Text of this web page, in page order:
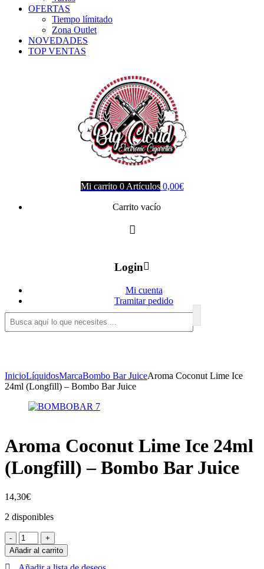
OFERTAS
Tiempo límitado
Zona Outlet
NOVEDADES
TOP VENTAS
Mi carrito 0 Artículos 0,00€
Carrito vacío
Login
Mi cuenta
Tramitar pedido
InicioLíquidosMarcaBombo Bar JuiceAroma Coconut Lime Ice
24ml (Longfill) – Bombo Bar Juice
Aroma Coconut Lime Ice 24ml
(Longfill) – Bombo Bar Juice
14,30€
2 disponibles
-
Aroma
Coconut
Lime
+
Añadir al carrito